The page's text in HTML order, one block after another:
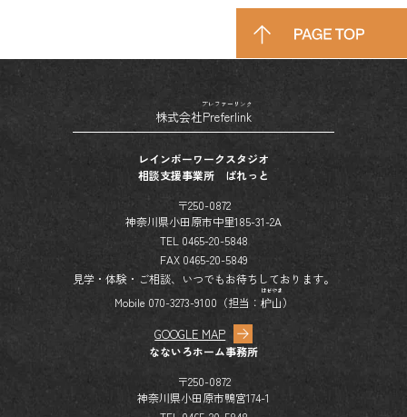
株式会社Preferlink
プレファーリンク
レインボーワークスタジオ
相談支援事業所 ぱれっと
〒250-0872
神奈川県小田原市中里185-31-2A
TEL 0465-20-5848
FAX 0465-20-5849
見学・体験・ご相談、いつでもお待ちしております。
Mobile 070-3273-9100（担当： 枦山
はぜやま
）
GOOGLE MAP
なないろホーム事務所
〒250-0872
神奈川県小田原市鴨宮174-1